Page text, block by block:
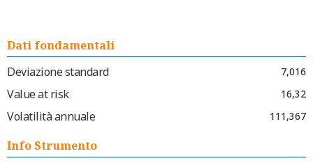
Dati fondamentali
Deviazione standard
7,016
Value at risk 16,32
Volatilità annuale 111,367
Info Strumento